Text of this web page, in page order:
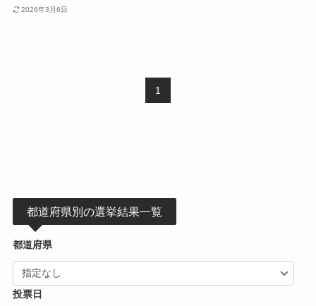
2026年3月6日
1
都道府県別の選挙結果一覧
都道府県
投票日